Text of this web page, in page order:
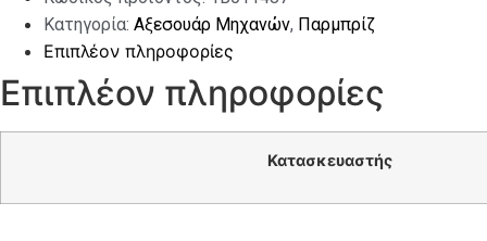
Κατηγορία: Αξεσουάρ Μηχανών, Παρμπρίζ
Επιπλέον πληροφορίες
Επιπλέον πληροφορίες
Κατασκευαστής